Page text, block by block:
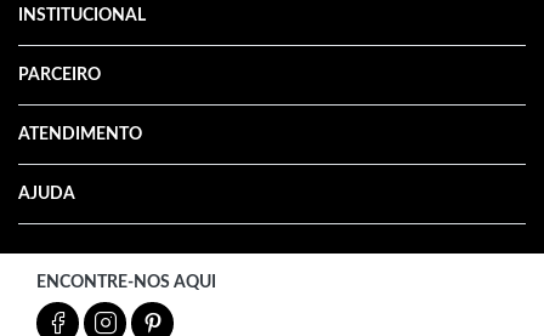
INSTITUCIONAL
PARCEIRO
ATENDIMENTO
AJUDA
ENCONTRE-NOS AQUI